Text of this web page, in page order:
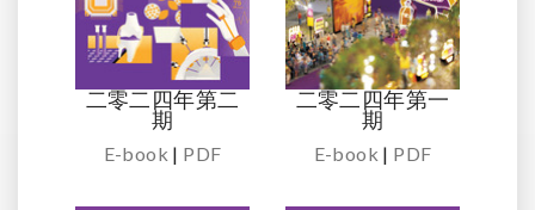
二零二四年第二
期
E-book | PDF
二零二四年第一
期
E-book | PDF